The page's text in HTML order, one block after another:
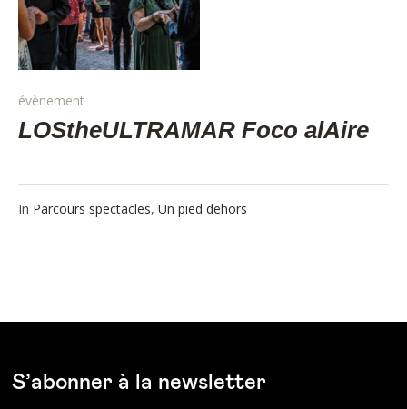
évènement
LOStheULTRAMAR Foco alAire
In Parcours spectacles, Un pied dehors
S’abonner à la newsletter